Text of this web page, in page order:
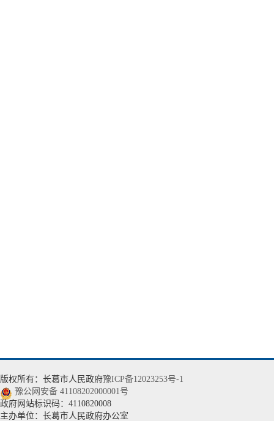
版权所有：长葛市人民政府豫ICP备12023253号-1
豫公网安备 41108202000001号
政府网站标识码：4110820008
主办单位：长葛市人民政府办公室